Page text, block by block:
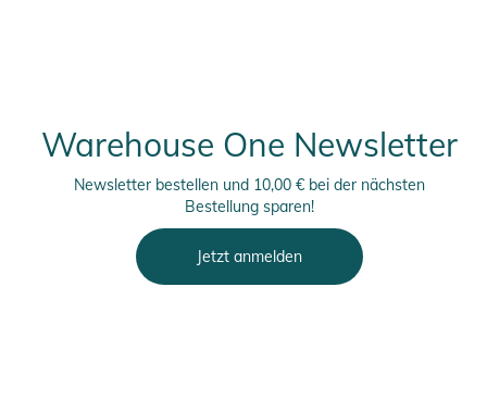
Warehouse One Newsletter
Newsletter bestellen und 10,00 € bei der nächsten
Bestellung sparen!
Jetzt anmelden